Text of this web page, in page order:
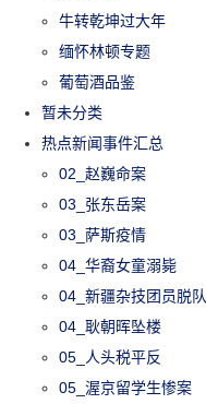
牛转乾坤过大年
缅怀林顿专题
葡萄酒品鉴
暂未分类
热点新闻事件汇总
02_赵巍命案
03_张东岳案
03_萨斯疫情
04_华裔女童溺毙
04_新疆杂技团员脱队
04_耿朝晖坠楼
05_人头税平反
05_渥京留学生惨案